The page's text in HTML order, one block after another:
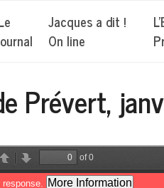
Jacques a dit !
On line
Prévert,